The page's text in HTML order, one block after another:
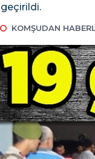
geçirildi.
KOMŞUDAN